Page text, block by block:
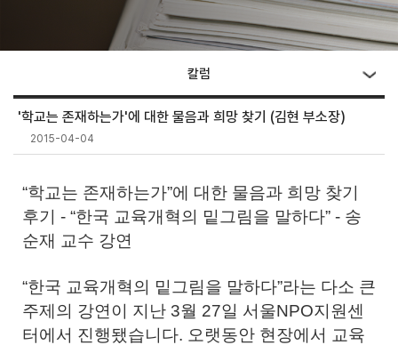
칼럼
'학교는 존재하는가'에 대한 물음과 희망 찾기 (김현 부소장)
2015-04-04
“학교는 존재하는가”에 대한 물음과 희망 찾기
후기 - “한국 교육개혁의 밑그림을 말하다” - 송
순재 교수 강연
“한국 교육개혁의 밑그림을 말하다”라는 다소 큰
주제의 강연이 지난 3월 27일 서울NPO지원센
터에서 진행됐습니다. 오랫동안 현장에서 교육